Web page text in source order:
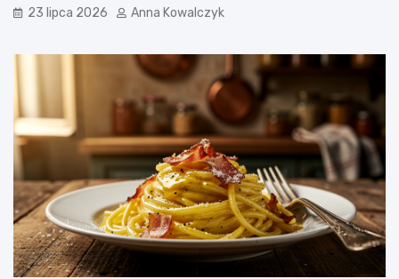
23 lipca 2026 Anna Kowalczyk